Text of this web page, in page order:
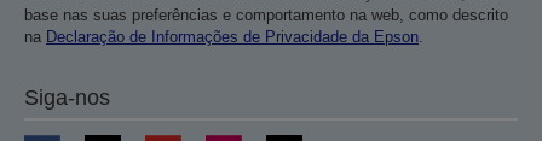
base nas suas preferências e comportamento na web, como descrito
na Declaração de Informações de Privacidade da Epson
Siga-nos